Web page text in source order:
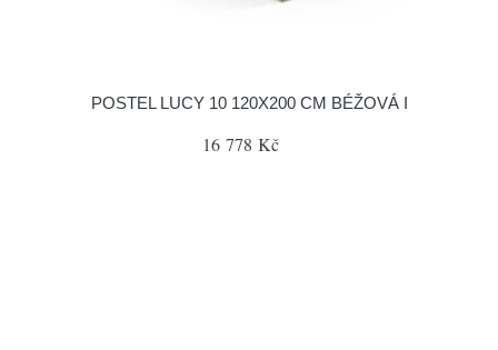
POSTEL LUCY 10 120X200 CM BÉŽOVÁ I
16 778 Kč